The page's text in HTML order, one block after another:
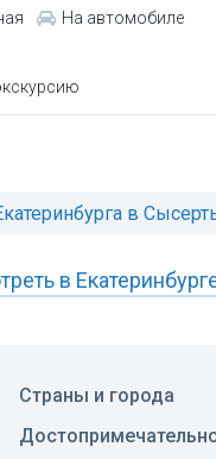
На автомобиле
в
в
Страны и города